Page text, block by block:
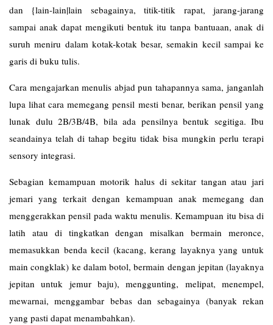
dan {lain-lain|lain sebagainya, titik-titik rapat, jarang-jarang
sampai anak dapat mengikuti bentuk itu tanpa bantuaan, anak di
suruh meniru dalam kotak-kotak besar, semakin kecil sampai ke
garis di buku tulis.
Cara mengajarkan menulis abjad pun tahapannya sama, janganlah
lupa lihat cara memegang pensil mesti benar, berikan pensil yang
lunak dulu 2B/3B/4B, bila ada pensilnya bentuk segitiga. Ibu
seandainya telah di tahap begitu tidak bisa mungkin perlu terapi
sensory integrasi.
Sebagian kemampuan motorik halus di sekitar tangan atau jari
jemari yang terkait dengan kemampuan anak memegang dan
menggerakkan pensil pada waktu menulis. Kemampuan itu bisa di
latih atau di tingkatkan dengan misalkan bermain meronce,
memasukkan benda kecil (kacang, kerang layaknya yang untuk
main congklak) ke dalam botol, bermain dengan jepitan (layaknya
jepitan untuk jemur baju), menggunting, melipat, menempel,
mewarnai, menggambar bebas dan sebagainya (banyak rekan
yang pasti dapat menambahkan).